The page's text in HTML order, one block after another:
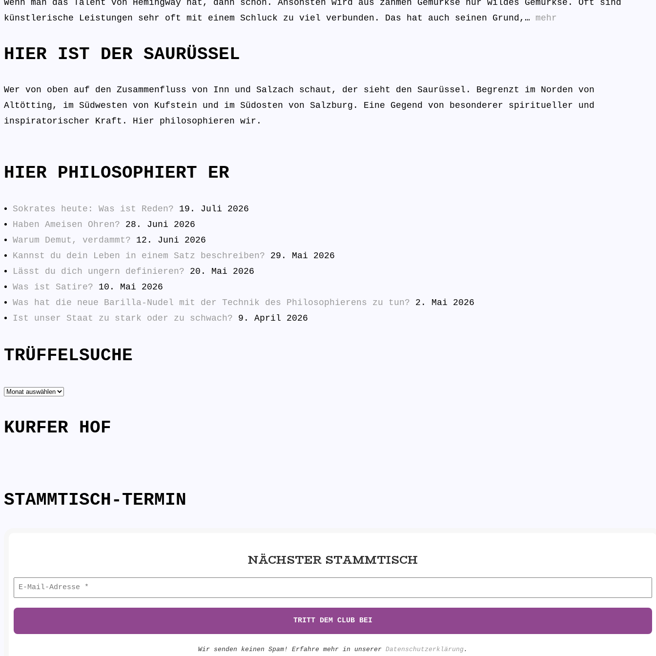
Wenn man das Talent von Hemingway hat, dann schon. Ansonsten wird aus zahmen Gemurkse nur wildes Gemurkse. Oft sind
künstlerische Leistungen sehr oft mit einem Schluck zu viel verbunden. Das hat auch seinen Grund,… mehr
HIER IST DER SAURÜSSEL
Wer von oben auf den Zusammenfluss von Inn und Salzach schaut, der sieht den Saurüssel. Begrenzt im Norden von
Altötting, im Südwesten von Kufstein und im Südosten von Salzburg. Eine Gegend von besonderer spiritueller und
inspiratorischer Kraft. Hier philosophieren wir.
HIER PHILOSOPHIERT ER
Sokrates heute: Was ist Reden?
19. Juli 2026
Haben Ameisen Ohren?
28. Juni 2026
Warum Demut, verdammt?
12. Juni 2026
Kannst du dein Leben in einem Satz beschreiben?
29. Mai 2026
Lässt du dich ungern definieren?
20. Mai 2026
Was ist Satire?
10. Mai 2026
Was hat die neue Barilla-Nudel mit der Technik des Philosophierens zu tun?
2. Mai 2026
Ist unser Staat zu stark oder zu schwach?
9. April 2026
TRÜFFELSUCHE
TRÜFFELSUCHE
KURFER HOF
STAMMTISCH-TERMIN
NÄCHSTER STAMMTISCH
Wir senden keinen Spam! Erfahre mehr in unserer Datenschutzerklärung.